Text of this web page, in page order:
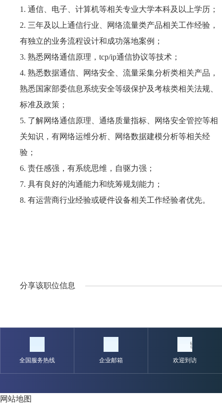
1. 通信、电子、计算机等相关专业大学本科及以上学历；
2. 三年及以上通信行业、网络流量类产品相关工作经验，
有独立的业务流程设计和成功落地案例；
3. 熟悉网络通信原理，tcp/ip通信协议等技术；
4. 熟悉数据通信、网络安全、流量采集分析类相关产品，
熟悉国家部委信息系统安全等级保护及考核类相关法规、
标准及政策；
5. 了解网络通信原理、通络质量指标、网络安全管控等相
关知识，有网络运维分析、网络数据建模分析等相关经
验；
6. 责任感强，有系统思维，自驱力强；
7. 具有良好的沟通能力和统筹规划能力；
8. 有运营商行业经验或硬件设备相关工作经验者优先。
分享该职位信息
全国服务热线 企业邮箱 欢迎到访
网站地图